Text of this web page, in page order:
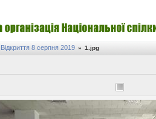
Відкриття 8 серпня 2019 » 1.jpg